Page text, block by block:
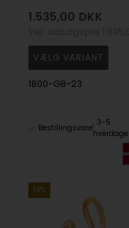
1.535,00 DKK
1800-G8-23
Bestillingsvare
3-5
hverdage
19%